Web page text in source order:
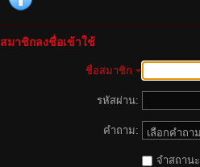
สมาชิกลงชื่อเข้าใช้
ชื่อสมาชิก
รหัสผ่าน:
คำถาม:
จำสถาน